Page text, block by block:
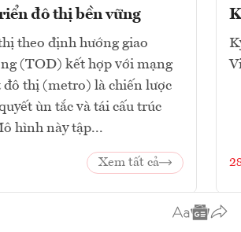
đô thị bền vững
theo định hướng giao
(TOD) kết hợp với mạng
đô thị (metro) là chiến lược
ùn tắc và tái cấu trúc
hình này tập...
Xem tất cả